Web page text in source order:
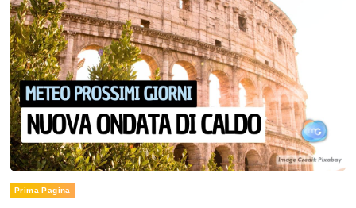
Prima Pagina